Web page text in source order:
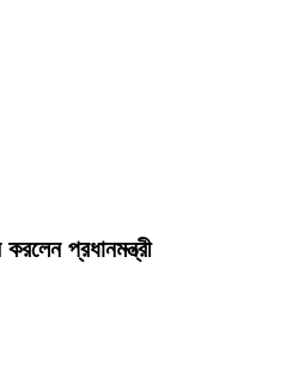
প্রধানমন্ত্রী